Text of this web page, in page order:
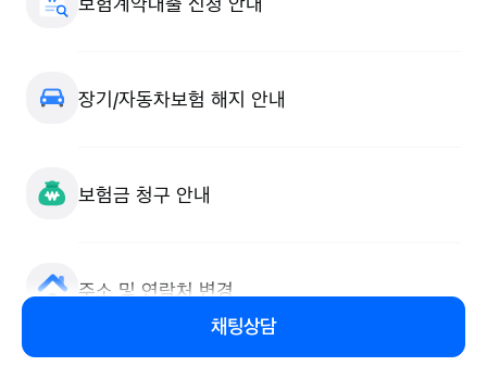
장기/자동차보험 해지 안내
보험금 청구 안내
주소 및 연락처 변경
채팅상담